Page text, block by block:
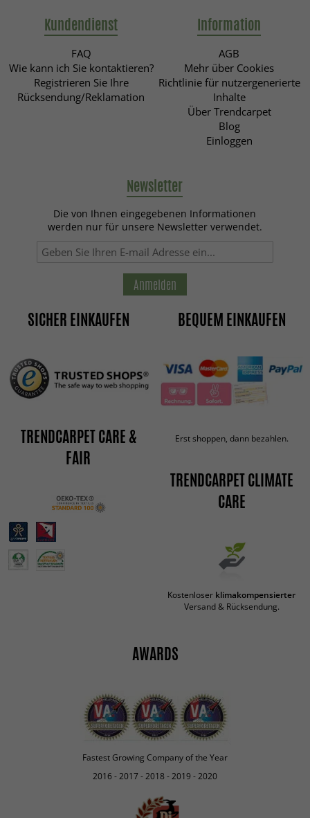
Kundendienst
FAQ
Wie kann ich Sie kontaktieren?
Registrieren Sie Ihre
Rücksendung/Reklamation
Information
AGB
Mehr über Cookies
Richtlinie für nutzergenerierte
Inhalte
Über Trendcarpet
Blog
Einloggen
Newsletter
Die von Ihnen eingegebenen Informationen
werden nur für unsere Newsletter verwendet.
Anmelden
SICHER EINKAUFEN
TRENDCARPET CARE &
FAIR
BEQUEM EINKAUFEN
Erst shoppen, dann bezahlen.
TRENDCARPET CLIMATE
CARE
Kostenloser klimakompensierter
Versand & Rücksendung.
AWARDS
Fastest Growing Company of the Year
2016 - 2017 - 2018 - 2019 - 2020